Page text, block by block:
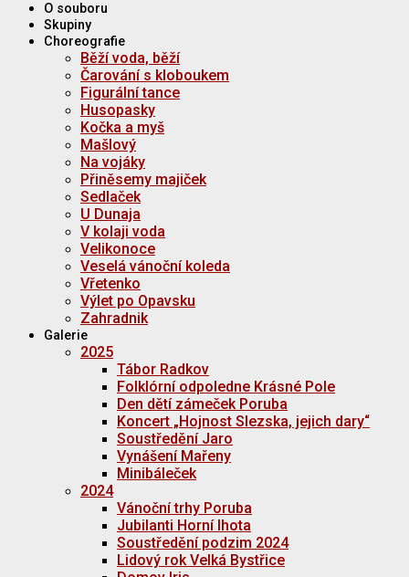
O souboru
Skupiny
Choreografie
Běží voda, běží
Čarování s kloboukem
Figurální tance
Husopasky
Kočka a myš
Mašlový
Na vojáky
Přiněsemy majiček
Sedlaček
U Dunaja
V kolaji voda
Velikonoce
Veselá vánoční koleda
Vřetenko
Výlet po Opavsku
Zahradnik
Galerie
2025
Tábor Radkov
Folklórní odpoledne Krásné Pole
Den dětí zámeček Poruba
Koncert „Hojnost Slezska, jejich dary“
Soustředění Jaro
Vynášení Mařeny
Minibáleček
2024
Vánoční trhy Poruba
Jubilanti Horní lhota
Soustředění podzim 2024
Lidový rok Velká Bystřice